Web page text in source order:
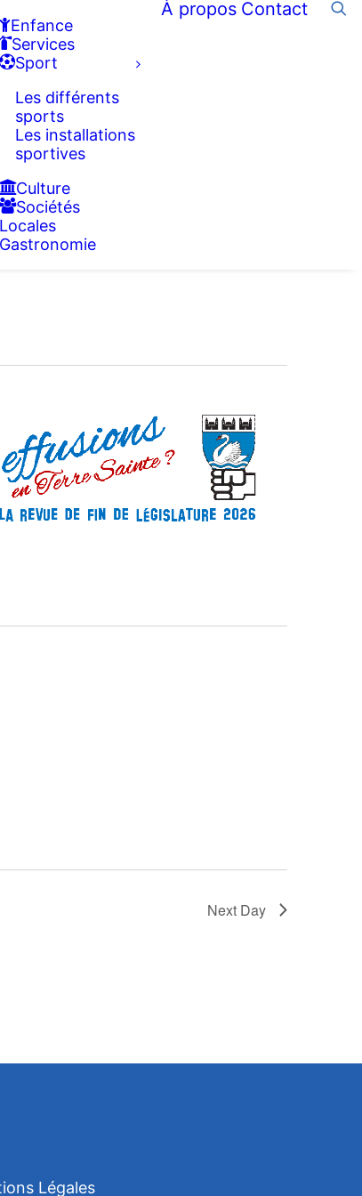
Enfance
Services
Sport
Les différents
sports
Les installations
sportives
Culture
Sociétés
Locales
Gastronomie
À propos Contact
Next Day
Légales